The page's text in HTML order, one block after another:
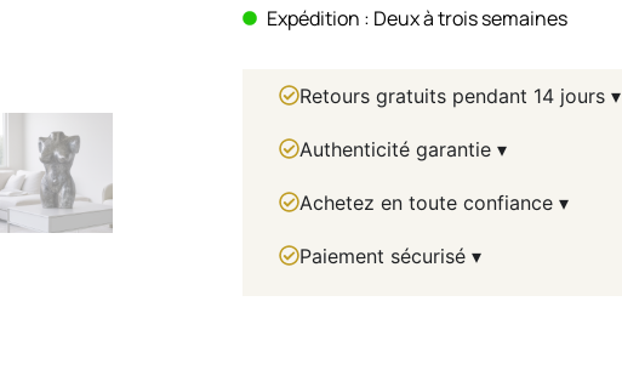
Expédition : Deux à trois semaines
Retours gratuits pendant 14 jours ▾
Authenticité garantie ▾
Achetez en toute confiance ▾
Paiement sécurisé ▾